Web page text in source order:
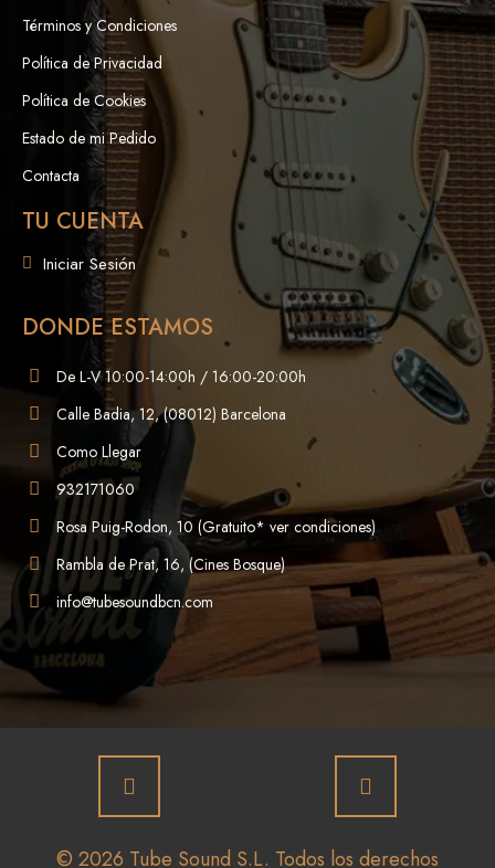
Términos y Condiciones
Política de Privacidad
Política de Cookies
Estado de mi Pedido
Contacta
TU CUENTA
Iniciar Sesión
DONDE ESTAMOS
De L-V 10:00-14:00h / 16:00-20:00h
Calle Badia, 12, (08012) Barcelona
Como Llegar
932171060
Rosa Puig-Rodon, 10 (Gratuito* ver condiciones)
Rambla de Prat, 16, (Cines Bosque)
info@tubesoundbcn.com
© 2026 Tube Sound S.L. Todos los derechos